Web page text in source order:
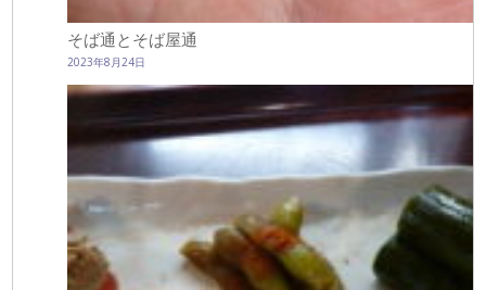
そば通とそば屋通
2023年8月24日